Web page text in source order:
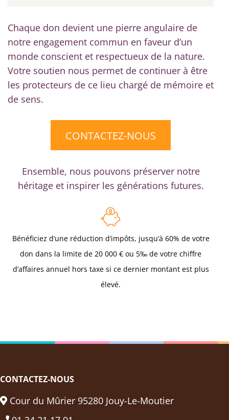
Chaque don devient une pierre angulaire de
notre engagement commun en faveur d’un
monde conscient et respectueux de la nature.
Votre soutien nous permet de continuer à être
les protecteurs de ce lieu chargé de mémoire et
de sens.
CONTACTEZ-NOUS
Ensemble, nous pouvons préserver notre
héritage et inspirer les générations futures.
Bénéficiez d’une réduction d’impôts, jusqu’à 60% de votre
don dans la limite de 20 000 € ou 5‰ de votre chiffre
d’affaires annuel hors taxe si ce dernier montant est plus
élevé.
CONTACTEZ-NOUS
Cour du Mûrier 95280 Jouy-Le-Moutier